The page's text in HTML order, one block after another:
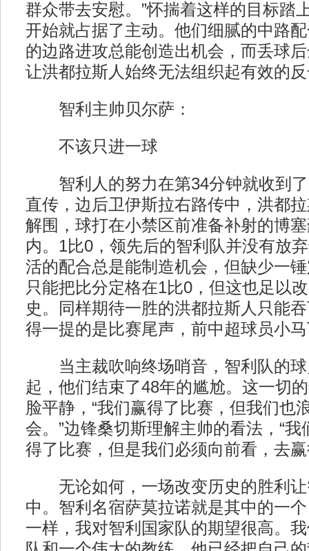
群众带去安慰。”怀揣着这样的目标踏
开始就占据了主动。他们细腻的中路
的边路进攻总能创造出机会，而丢球
让洪都拉斯人始终无法组织起有效的
智利主帅贝尔萨：
不该只进一球
智利人的努力在第34分钟就收到了
直传，边后卫伊斯拉右路传中，洪都
解围，球打在小禁区前准备补射的博
内。1比0，领先后的智利队并没有放
活的配合总是能制造机会，但缺少一
只能把比分定格在1比0，但这也足以
史。同样期待一胜的洪都拉斯人只能
得一提的是比赛尾声，前中超球员小
当主裁吹响终场哨音，智利队的球
起，他们结束了48年的尴尬。这一切
脸平静，“我们赢得了比赛，但我们也
会。”边锋桑切斯理解主帅的看法，“
得了比赛，但是我们必须向前看，去
无论如何，一场改变历史的胜利让
中。智利名宿萨莫拉诺就是其中的一
一样，我对智利国家队的期望很高。